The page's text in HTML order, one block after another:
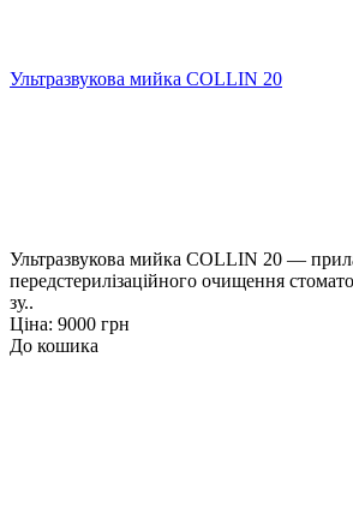
Ультразвукова мийка COLLIN 20
Ультразвукова мийка COLLIN 20 —
передстерилізаційного очищення
зу..
Ціна: 9000 грн
До кошика